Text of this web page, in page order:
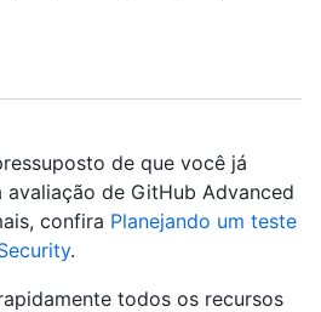
de que você já
avaliação de GitHub Advanced
confira Planejando um teste
.
todos os recursos